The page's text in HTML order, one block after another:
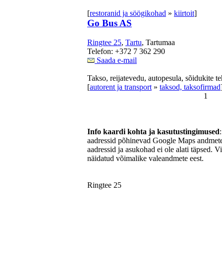
[restoranid ja söögikohad » kiirtoit]
Go Bus AS
Ringtee 25, Tartu, Tartumaa
Telefon: +372 7 362 290
Saada e-mail
Takso, reijatevedu, autopesula, sõidukite
[autorent ja transport » taksod, taksofirmad
1
Info kaardi kohta ja kasutustingimused
aadressid põhinevad Google Maps
aadressid ja asukohad ei ole alati täpsed.
näidatud võimalike valeandmete eest.
Ringtee 25